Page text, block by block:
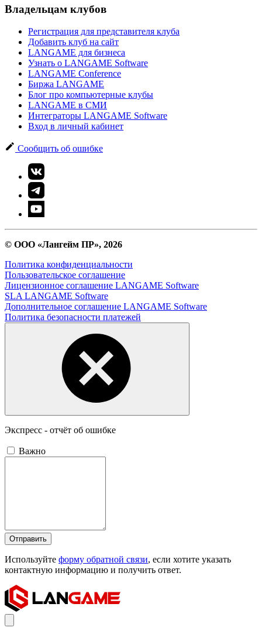
Владельцам клубов
Регистрация для представителя клуба
Добавить клуб на сайт
LANGAME для бизнеса
Узнать о LANGAME Software
LANGAME Conference
Биржа LANGAME
Блог про компьютерные клубы
LANGAME в СМИ
Интеграторы LANGAME Software
Вход в личный кабинет
Сообщить об ошибке
© ООО «Лангейм ПР», 2026
Политика конфиденциальности
Пользовательское соглашение
Лицензионное соглашение LANGAME Software
SLA LANGAME Software
Дополнительное соглашение LANGAME Software
Политика безопасности платежей
Экспресс - отчёт об ошибке
Важно
Отправить
Используйте форму обратной связи, если хотите указать
контактную информацию и получить ответ.